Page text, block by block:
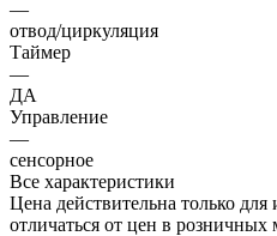
—
отвод/циркуляция
Таймер
—
ДА
Управление
—
сенсорное
Все характеристики
Цена действительна только
отличаться от цен в розничных